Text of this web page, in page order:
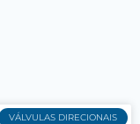
VÁLVULAS DIRECIONAIS